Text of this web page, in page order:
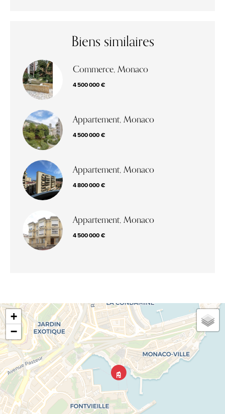
Biens similaires
Commerce, Monaco
4 500 000 €
Appartement, Monaco
4 500 000 €
Appartement, Monaco
4 800 000 €
Appartement, Monaco
4 500 000 €
+
−